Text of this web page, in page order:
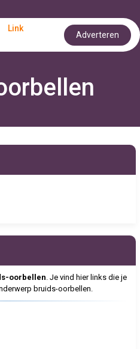
Link
Adverteren
oorbellen. Je vind hier links die je
bruids-oorbellen.